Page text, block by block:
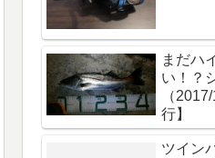
まだハ
い！？
（
行】
ツイン